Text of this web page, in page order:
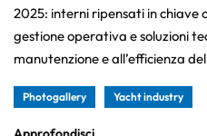
2025: interni ripensati in chiave
gestione operativa e soluzioni
manutenzione e all’efficienza
Photogallery Yacht industry